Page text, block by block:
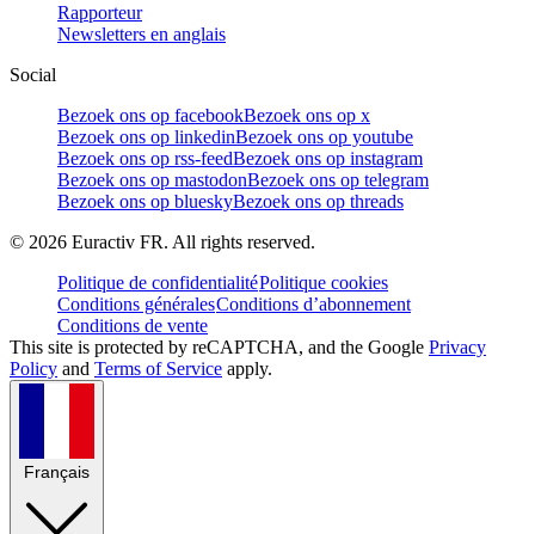
Rapporteur
Newsletters en anglais
Social
Bezoek ons op facebookBezoek ons op x
Bezoek ons op linkedinBezoek ons op youtube
Bezoek ons op rss-feedBezoek ons op instagram
Bezoek ons op mastodonBezoek ons op telegram
Bezoek ons op blueskyBezoek ons op threads
© 2026 Euractiv FR. All rights reserved.
Politique de confidentialitéPolitique cookies
Conditions généralesConditions d’abonnement
Conditions de vente
This site is protected by reCAPTCHA, and the Google Privacy
Policy and Terms of Service apply.
Français